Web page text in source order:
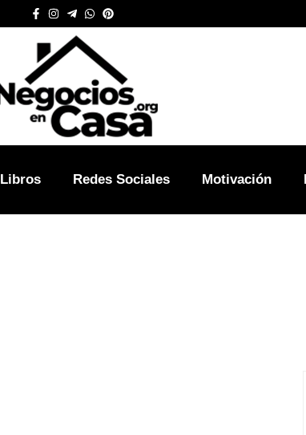
Libros Redes Sociales Motivación